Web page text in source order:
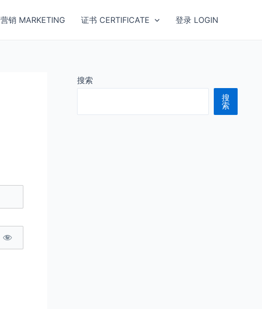
营销 MARKETING 证书 CERTIFICATE 登录 LOGIN
搜索
搜
索